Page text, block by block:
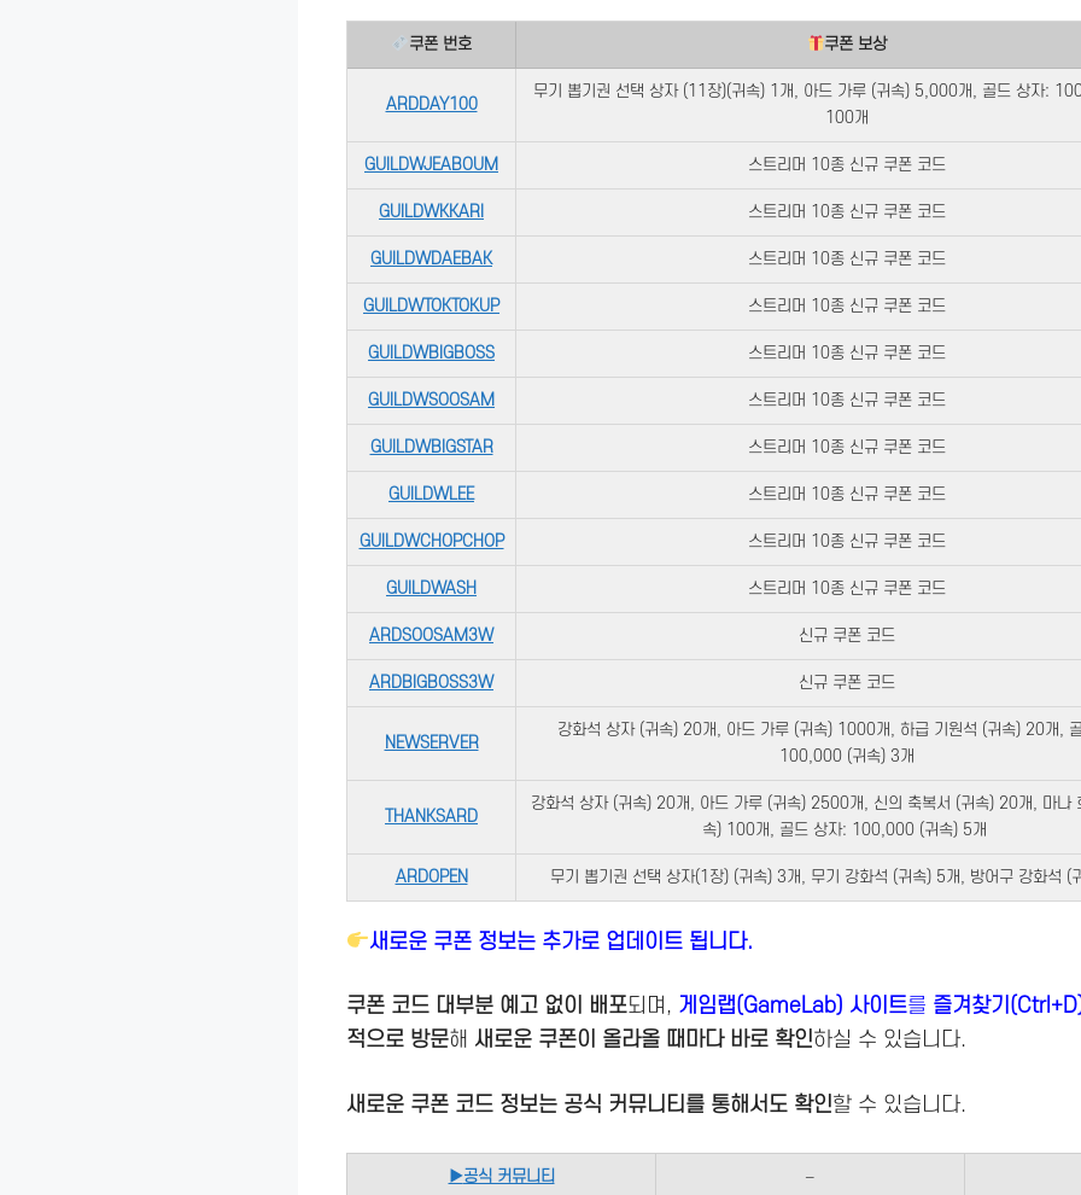
쿠폰 번호 쿠폰 보상
ARDDAY100
무기 뽑기권 선택 상자 (11장)(귀속) 1개, 아드 가루 (귀속) 5,000개, 골드 상자:
100개​
GUILDWJEABOUM 스트리머 10종 신규 쿠폰 코드​
GUILDWKKARI 스트리머 10종 신규 쿠폰 코드​
GUILDWDAEBAK 스트리머 10종 신규 쿠폰 코드​
GUILDWTOKTOKUP 스트리머 10종 신규 쿠폰 코드​
GUILDWBIGBOSS 스트리머 10종 신규 쿠폰 코드​
GUILDWSOOSAM 스트리머 10종 신규 쿠폰 코드​
GUILDWBIGSTAR 스트리머 10종 신규 쿠폰 코드​
GUILDWLEE 스트리머 10종 신규 쿠폰 코드​
GUILDWCHOPCHOP 스트리머 10종 신규 쿠폰 코드​
GUILDWASH 스트리머 10종 신규 쿠폰 코드​
ARDSOOSAM3W 신규 쿠폰 코드​
ARDBIGBOSS3W 신규 쿠폰 코드​
NEWSERVER
강화석 상자 (귀속) 20개, 아드 가루 (귀속) 1000개, 하급 기원석 (귀속) 20개,
100,000 (귀속) 3개​
THANKSARD
강화석 상자 (귀속) 20개, 아드 가루 (귀속) 2500개, 신의 축복서 (귀속) 20개, 마나
속) 100개, 골드 상자: 100,000 (귀속) 5개 ​
ARDOPEN 무기 뽑기권 선택 상자(1장) (귀속) 3개, 무기 강화석 (귀속) 5개, 방어구 강화석 (
새로운 쿠폰 정보는 추가로 업데이트 됩니다.
쿠폰 코드 대부분 예고 없이 배포되며, 게임랩(GameLab) 사이트를 즐겨찾기
적으로 방문해 새로운 쿠폰이 올라올 때마다 바로 확인하실 수 있습니다.
새로운 쿠폰 코드 정보는 공식 커뮤니티를 통해서도 확인할 수 있습니다.
▶공식 커뮤니티 –